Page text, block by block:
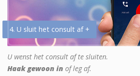
4. U sluit het consult af +
U wenst het consult af te sluiten.
Haak gewoon in of leg af.